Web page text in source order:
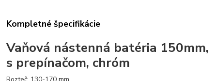
Kompletné špecifikácie
Vaňová nástenná batéria 150mm,
s prepínačom, chróm